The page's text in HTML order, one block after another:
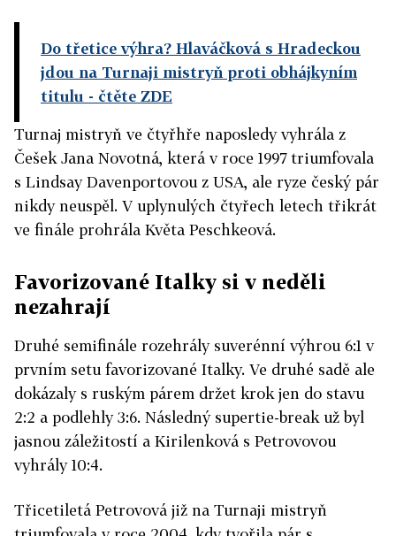
Do třetice výhra? Hlaváčková s Hradeckou
jdou na Turnaji mistryň proti obhájkyním
titulu - čtěte ZDE
Turnaj mistryň ve čtyřhře naposledy vyhrála z
Češek Jana Novotná, která v roce 1997 triumfovala
s Lindsay Davenportovou z USA, ale ryze český pár
nikdy neuspěl. V uplynulých čtyřech letech třikrát
ve finále prohrála Květa Peschkeová.
Favorizované Italky si v neděli
nezahrají
Druhé semifinále rozehrály suverénní výhrou 6:1 v
prvním setu favorizované Italky. Ve druhé sadě ale
dokázaly s ruským párem držet krok jen do stavu
2:2 a podlehly 3:6. Následný supertie-break už byl
jasnou záležitostí a Kirilenková s Petrovovou
vyhrály 10:4.
Třicetiletá Petrovová již na Turnaji mistryň